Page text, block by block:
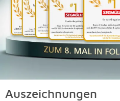
Auszeichnungen